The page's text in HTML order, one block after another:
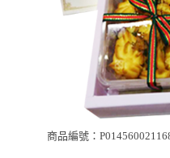
商品編號：